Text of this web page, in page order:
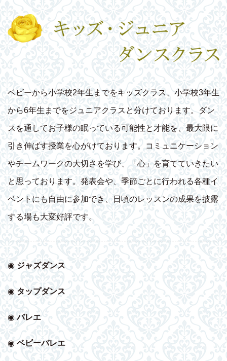
ベビーから小学校2年生までをキッズクラス、小学校3年生
から6年生までをジュニアクラスと分けております。ダン
スを通してお子様の眠っている可能性と才能を、最大限に
引き伸ばす授業を心がけております。コミュニケーション
やチームワークの大切さを学び、「心」を育てていきたい
と思っております。発表会や、季節ごとに行われる各種イ
ベントにも自由に参加でき、日頃のレッスンの成果を披露
する場も大変好評です。
◉ ジャズダンス
◉ タップダンス
◉バレエ
◉ベビーバレエ